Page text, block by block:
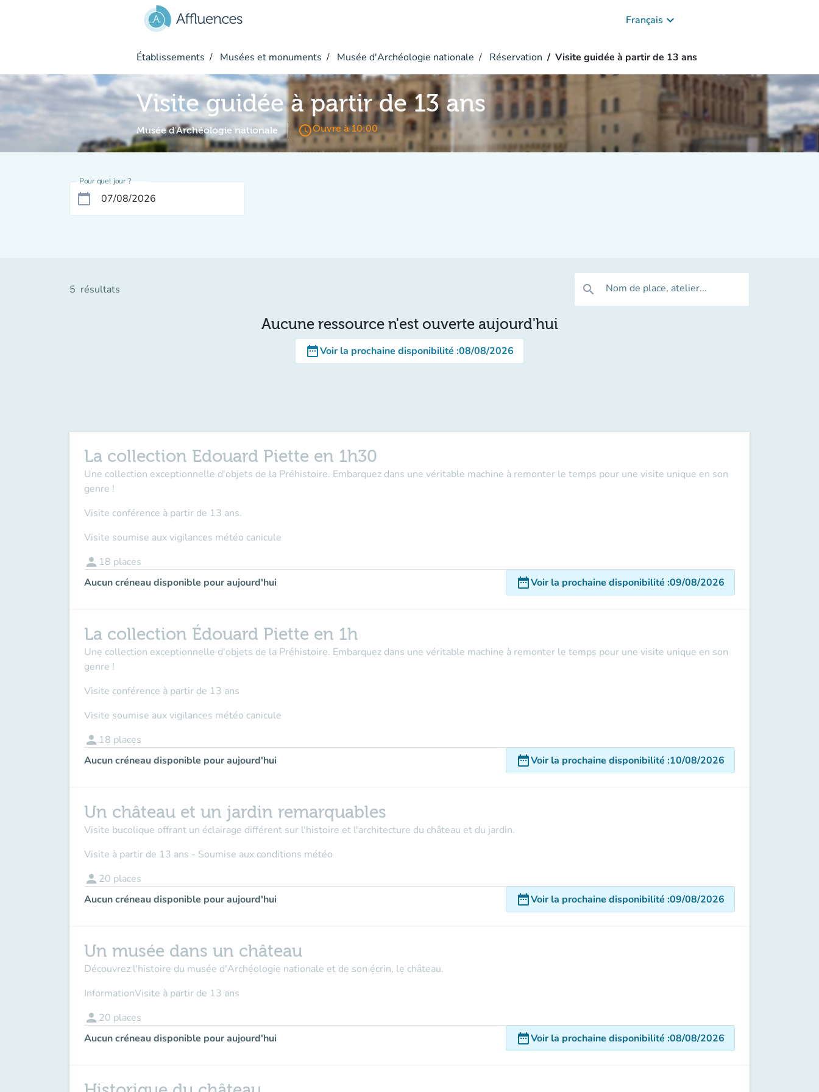
Français keyboard_arrow_down
Établissements Musées et monuments Musée d'Archéologie nationale Réservation Visite guidée à partir de 13 ans
Visite guidée à partir de 13 ans
Musée d'Archéologie nationale access_timeOuvre à 10:00
Pour quel jour ?
calendar_today
5 résultats search Nom de place, atelier...
Aucune ressource n'est ouverte aujourd'hui
date_rangeVoir la prochaine disponibilité :08/08/2026
La collection Edouard Piette en 1h30
Une collection exceptionnelle d'objets de la Préhistoire. Embarquez dans une véritable machine à remonter le temps pour une visite unique en son
genre !
Visite conférence à partir de 13 ans.
Visite soumise aux vigilances météo canicule
person 18 places
Aucun créneau disponible pour aujourd'hui
date_rangeVoir la prochaine disponibilité :09/08/2026
La collection Édouard Piette en 1h
Une collection exceptionnelle d'objets de la Préhistoire. Embarquez dans une véritable machine à remonter le temps pour une visite unique en son
genre !
Visite conférence à partir de 13 ans
Visite soumise aux vigilances météo canicule
person 18 places
Aucun créneau disponible pour aujourd'hui
date_rangeVoir la prochaine disponibilité :10/08/2026
Un château et un jardin remarquables
Visite bucolique offrant un éclairage différent sur l'histoire et l'architecture du château et du jardin.
Visite à partir de 13 ans - Soumise aux conditions météo
person 20 places
Aucun créneau disponible pour aujourd'hui
date_rangeVoir la prochaine disponibilité :09/08/2026
Un musée dans un château
Découvrez l'histoire du musée d'Archéologie nationale et de son écrin, le château.
InformationVisite à partir de 13 ans
person 20 places
Aucun créneau disponible pour aujourd'hui
date_rangeVoir la prochaine disponibilité :08/08/2026